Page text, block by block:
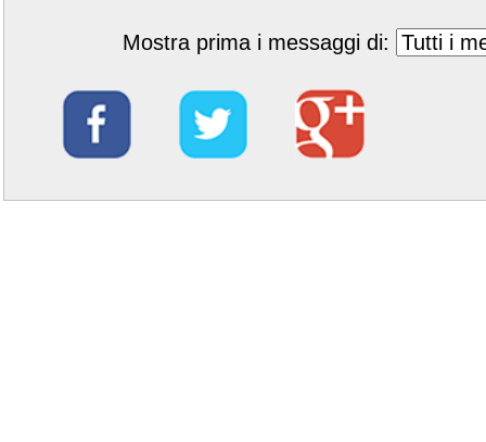
Mostra prima i messaggi di: